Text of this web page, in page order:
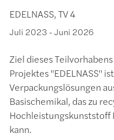
EDELNASS, TV 4
Juli 2023 - Juni 2026
Ziel dieses
Projektes "EDELNASS"
Verpackungslösungen
Basischemikal, das zu
kann.